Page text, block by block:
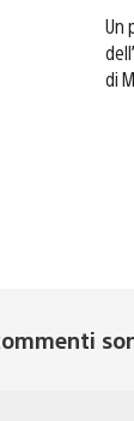
Un
di